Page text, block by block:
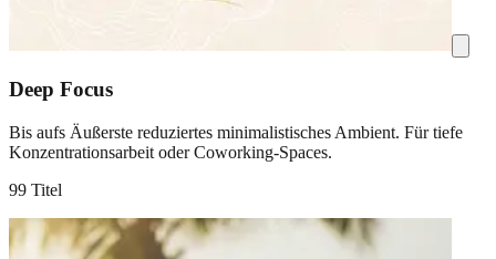
Deep Focus
Bis aufs Äußerste reduziertes minimalistisches Ambient. Für tiefe
Konzentrationsarbeit oder Coworking-Spaces.
99 Titel